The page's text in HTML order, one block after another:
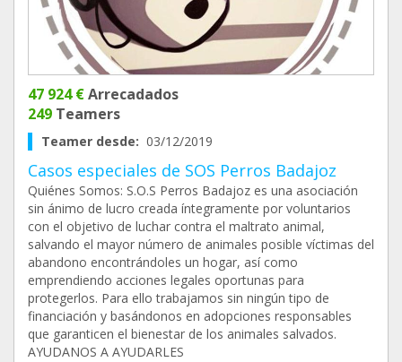
47 924 €Arrecadados
249 Teamers
Teamer desde: 03/12/2019
Casos especiales de SOS Perros Badajoz
Quiénes Somos: S.O.S Perros Badajoz es una asociación
sin ánimo de lucro creada íntegramente por voluntarios
con el objetivo de luchar contra el maltrato animal,
salvando el mayor número de animales posible víctimas del
abandono encontrándoles un hogar, así como
emprendiendo acciones legales oportunas para
protegerlos. Para ello trabajamos sin ningún tipo de
financiación y basándonos en adopciones responsables
que garanticen el bienestar de los animales salvados.
AYUDANOS A AYUDARLES